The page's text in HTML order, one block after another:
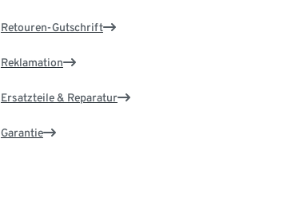
Retouren-Gutschrift
Reklamation
Ersatzteile & Reparatur
Garantie